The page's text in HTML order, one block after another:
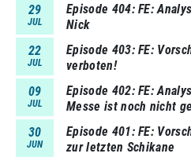
29
JUL
Episode 404 FE:
Nick
22
JUL
Episode 403 FE:
verboten!
09
JUL
Episode 402 FE:
Messe ist noch nicht
30
JUN
Episode 401 FE:
zur letzten Schikane